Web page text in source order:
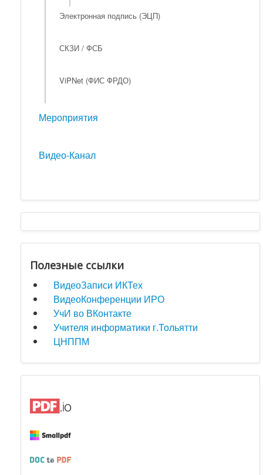
Электронная подпись (ЭЦП)
СКЗИ / ФСБ
ViPNet (ФИС ФРДО)
Мероприятия
Видео-Канал
Полезные ссылки
ВидеоЗаписи ИКТех
ВидеоКонференции ИРО
УчИ во ВКонтакте
Учителя информатики г.Тольятти
ЦНППМ